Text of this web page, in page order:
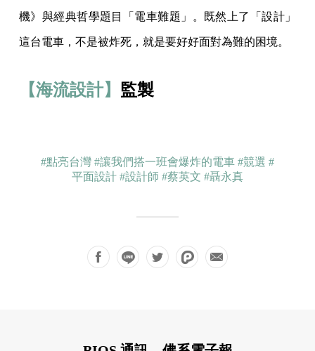
機》與經典哲學題目「電車難題」。既然上了「設計」
這台電車，不是被炸死，就是要好好面對為難的困境。
【海流設計】 監製
#點亮台灣 #讓我們搭一班會爆炸的電車 #競選 #
平面設計 #設計師 #蔡英文 #聶永真